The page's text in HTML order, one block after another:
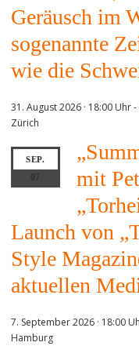
Geräusch im
sogenannte
wie die
31. August 2026 · 18:00 Uhr-
Zürich
SEP.
07
mit
Launch von
Style
aktuellen
7. September 2026 · 18:00
Hamburg